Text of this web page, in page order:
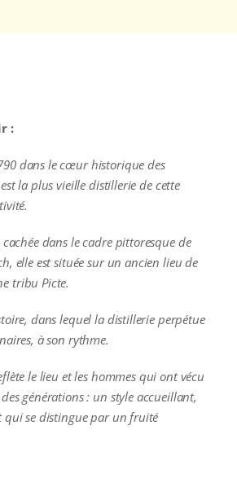
:
dans le cœur historique des
la plus vieille distillerie de cette
cachée dans le cadre pittoresque de
elle est située sur un ancien lieu de
tribu Picte.
dans lequel la distillerie perpétue
à son rythme.
le lieu et les hommes qui ont vécu
générations : un style accueillant,
qui se distingue par un fruité